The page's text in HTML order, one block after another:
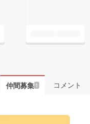
仲間募集 1 コメント